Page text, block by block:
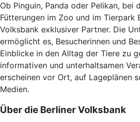
Ob Pinguin, Panda oder Pelikan, bei
Fütterungen im Zoo und im Tierpark
Volksbank exklusiver Partner. Die
ermöglicht es, Besucherinnen und
Einblicke in den Alltag der Tiere zu
informativen und unterhaltsamen
erscheinen vor Ort, auf Lageplänen
Medien.
Über die Berliner Volksbank